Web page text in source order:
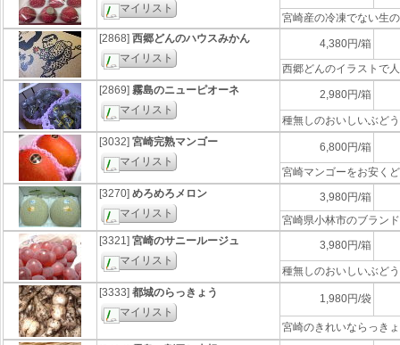
マイリスト
宮崎産の冷凍でない生
[2868] 西郷どんのハウスみかん
マイリスト
4,380円/箱
西郷どんのイラストで
[2869] 霧島のニューピオーネ
マイリスト
2,980円/箱
種無しのおいしいぶど
[3032] 宮崎完熟マンゴー
マイリスト
6,800円/箱
宮崎マンゴーをお安く
[3270] めろめろメロン
マイリスト
3,980円/箱
宮崎県小林市のブラン
[3321] 宮崎のサニールージュ
マイリスト
3,980円/箱
種無しのおいしいぶど
[3333] 都城のらっきょう
マイリスト
1,980円/袋
宮崎のきれいならっき